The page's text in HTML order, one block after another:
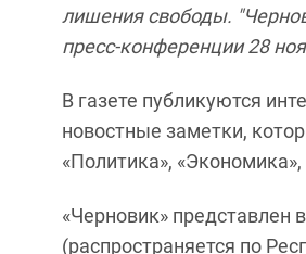
лишения свободы.
пресс-конференции 28
В газете публикуются
новостные заметки,
«Политика», «Экономика»,
«Черновик» представлен
(распространяется по